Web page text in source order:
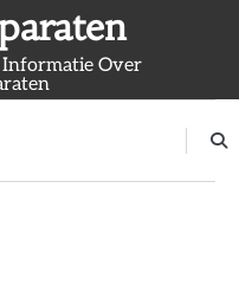
Informatie Over